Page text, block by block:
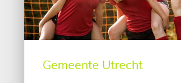
Gemeente Utrecht